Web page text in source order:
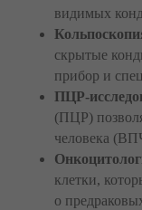
видимых
скрытые
прибор и
ПЦР-
(ПЦР)
человека
клетки,
о